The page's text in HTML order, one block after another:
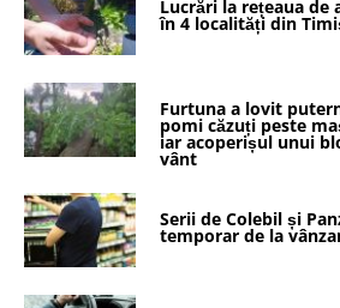
Lucrări la rețeaua de
în 4 localități din
Furtuna a lovit
pomi căzuți peste
iar acoperișul unui
vânt
Serii de Colebil și
temporar de la